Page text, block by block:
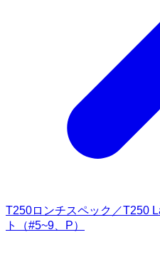
T250ロンチスペック／T250
ト（#5~9、P）